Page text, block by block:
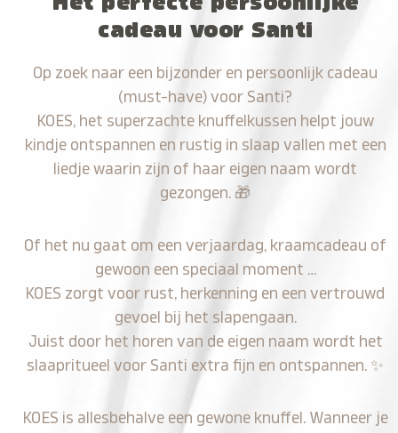
cadeau voor Santi
Op zoek naar een bijzonder en persoonlijk cadeau
(must-have) voor Santi?
KOES, het superzachte knuffelkussen helpt jouw
kindje ontspannen en rustig in slaap vallen met een
liedje waarin zijn of haar eigen naam wordt
gezongen. 🎁
Of het nu gaat om een verjaardag, kraamcadeau of
gewoon een speciaal moment …
KOES zorgt voor rust, herkenning en een vertrouwd
gevoel bij het slapengaan.
Juist door het horen van de eigen naam wordt het
slaapritueel voor Santi extra fijn en ontspannen. ✨
KOES is allesbehalve een gewone knuffel. Wanneer je